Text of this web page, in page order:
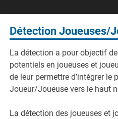
Détection Joueuses/
La détection a pour objectif
potentiels en joueuses et
de leur permettre d’intégrer le
Joueur/Joueuse vers le haut
La détection des joueuses et